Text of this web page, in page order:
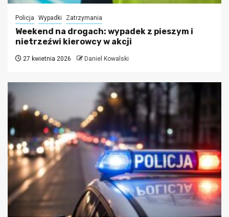
Policja Wypadki Zatrzymania
Weekend na drogach: wypadek z pieszym i
nietrzeźwi kierowcy w akcji
27 kwietnia 2026 Daniel Kowalski